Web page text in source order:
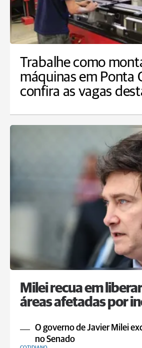
Trabalhe como
máquinas em Ponta
confira as vagas
Milei recua em
áreas afetadas por
O governo de Javier Milei
no Senado